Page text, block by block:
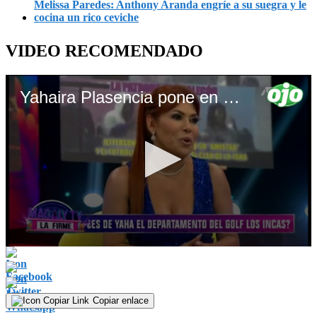
Melissa Paredes: Anthony Aranda engríe a su suegra y le
cocina un rico ceviche
VIDEO RECOMENDADO
Yahaira Plasencia pone en aprietos a Magaly Medina por imágenes privadas | ATV | TROME
0
seconds
of
47
seconds
Copiar enlace